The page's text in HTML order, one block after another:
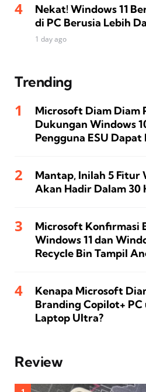
Nekat! Windows 11
di PC Berusia Lebih
1 day ago
Trending
Microsoft Diam Diam
Dukungan Windows
Pengguna ESU Dapat
Mantap, Inilah 5 Fitur
Akan Hadir Dalam 30
Microsoft Konfirmasi
Windows 11 dan
Recycle Bin Tampil
Kenapa Microsoft
Branding Copilot+
Laptop Ultra?
Review